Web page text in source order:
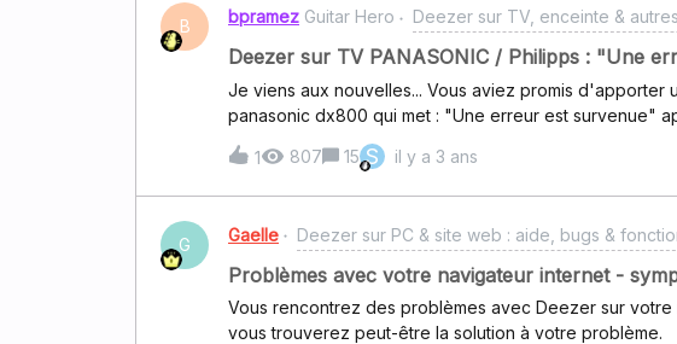
installé en bonne place 😃
B bpramez Guitar Hero Deezer sur TV, enceinte &
Deezer sur TV PANASONIC / Philipps : "Une
Je viens aux nouvelles... Vous aviez promis d'apporter
panasonic dx800 qui met : "Une erreur est survenue"
en êtes vous ?Vous êtes morts ?Ça devient pénible
1
807 15 S il y a 3 ans
G Gaelle Deezer sur PC & site web : aide, bugs &
Problèmes avec votre navigateur internet -
Vous rencontrez des problèmes avec Deezer sur
vous trouverez peut-être la solution à votre problème. Pour les problèmes techniques, la